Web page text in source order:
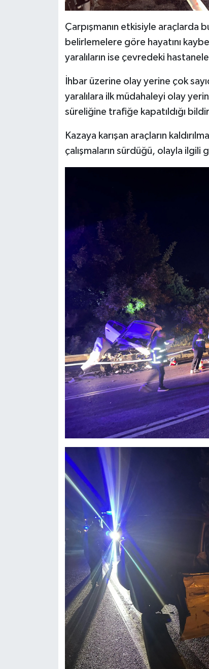
Çarpışmanın etkisiyle araçlarda
belirlemelere göre hayatını
yaralıların ise çevredeki
İhbar üzerine olay yerine çok
yaralılara ilk müdahaleyi olay
süreliğine trafiğe kapatıldığı
Kazaya karışan araçların
çalışmaların sürdüğü, olayla ilgili